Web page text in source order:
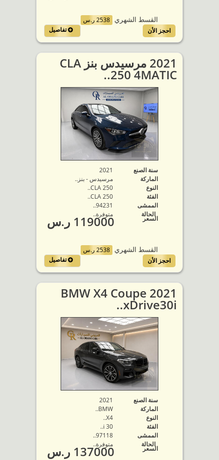
القسط الشهري 2538 ر.س
تفاصيل
احجز الأن
2021 مرسيدس بنز CLA
250 4MATIC..
سنة الصنع
2021
الماركة
مرسيدس - بنز..
النوع
CLA 250..
الفئة
CLA 250..
الممشى
94231..
الحالة
متوفرة‬..
السعر 119000 ر.س
القسط الشهري 2538 ر.س
تفاصيل
احجز الأن
2021 BMW X4 Coupe
xDrive30i..
سنة الصنع
2021
الماركة
BMW..
النوع
X4..
الفئة
30 i..
الممشى
97118..
الحالة
متوفرة‬..
السعر 137000 ر.س